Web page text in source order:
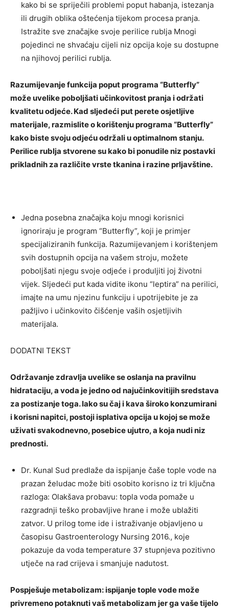
kako bi se spriječili problemi poput habanja, istezanja
ili drugih oblika oštećenja tijekom procesa pranja.
Istražite sve značajke svoje perilice rublja Mnogi
pojedinci ne shvaćaju cijeli niz opcija koje su dostupne
na njihovoj perilici rublja.
Razumijevanje funkcija poput programa “Butterfly”
može uvelike poboljšati učinkovitost pranja i održati
kvalitetu odjeće. Kad sljedeći put perete osjetljive
materijale, razmislite o korištenju programa “Butterfly”
kako biste svoju odjeću održali u optimalnom stanju.
Perilice rublja stvorene su kako bi ponudile niz postavki
prikladnih za različite vrste tkanina i razine prljavštine.
Jedna posebna značajka koju mnogi korisnici
ignoriraju je program “Butterfly”, koji je primjer
specijaliziranih funkcija. Razumijevanjem i korištenjem
svih dostupnih opcija na vašem stroju, možete
poboljšati njegu svoje odjeće i produljiti joj životni
vijek. Sljedeći put kada vidite ikonu “leptira” na perilici,
imajte na umu njezinu funkciju i upotrijebite je za
pažljivo i učinkovito čišćenje vaših osjetljivih
materijala.
DODATNI TEKST
Održavanje zdravlja uvelike se oslanja na pravilnu
hidrataciju, a voda je jedno od najučinkovitijih sredstava
za postizanje toga. Iako su čaj i kava široko konzumirani
i korisni napitci, postoji isplativa opcija u kojoj se može
uživati ​​svakodnevno, posebice ujutro, a koja nudi niz
prednosti.
Dr. Kunal Sud predlaže da ispijanje čaše tople vode na
prazan želudac može biti osobito korisno iz tri ključna
razloga: Olakšava probavu: topla voda pomaže u
razgradnji teško probavljive hrane i može ublažiti
zatvor. U prilog tome ide i istraživanje objavljeno u
časopisu Gastroenterology Nursing 2016., koje
pokazuje da voda temperature 37 stupnjeva pozitivno
utječe na rad crijeva i smanjuje nadutost.
Pospješuje metabolizam: ispijanje tople vode može
privremeno potaknuti vaš metabolizam jer ga vaše tijelo